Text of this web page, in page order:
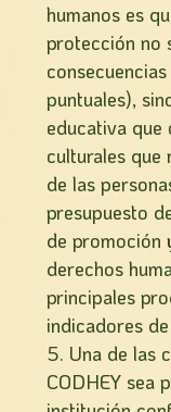
humanos es
protección no
puntuales),
educativa
culturales que
de las
presupuesto
de promoción
derechos
principales
indicadores
5. Una de las
CODHEY sea